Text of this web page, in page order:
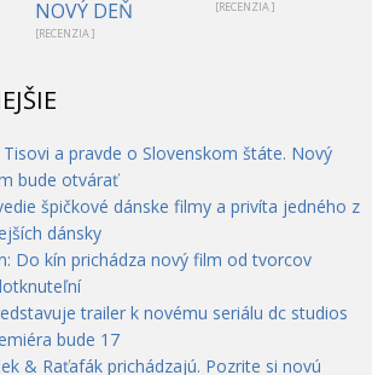
NOVÝ DEŇ
[RECENZIA ]
[RECENZIA ]
a pravde o Slovenskom štáte. Nový
bude otvárať
špičkové dánske filmy a privíta jedného z
dánsky
Do kín prichádza nový film od tvorcov
trailer k novému seriálu dc studios
bude 17
& Raťafák prichádzajú. Pozrite si novú